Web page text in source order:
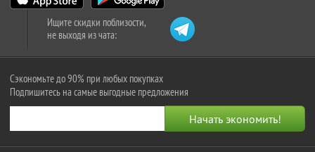
Ищите скидки поблизости,
не выходя из чата:
Сэкономьте до 90% при любых покупках
Подпишитесь на самые выгодные предложения